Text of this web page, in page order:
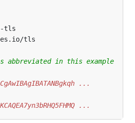
tls
tls
abbreviated in this example
...
...